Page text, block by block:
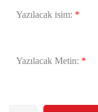
Yazılacak isim: *
Yazılacak Metin: *